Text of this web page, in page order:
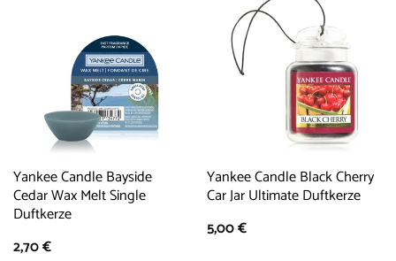
Yankee Candle Bayside
Cedar Wax Melt Single
Duftkerze
2,70€
Yankee Candle Black Cherry
Car Jar Ultimate Duftkerze
5,00€